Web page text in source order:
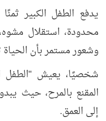
يدفع الطفل الكبير
محدودة، استقلال
وشعور مستمر بأن
شخصيًا، يعيش "الطفل
المقنع بالمرح، حيث
إلى العمق.